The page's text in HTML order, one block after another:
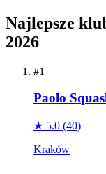
Najlepsze
2026
#1
Paolo
★ 5.0 (40)
Kraków